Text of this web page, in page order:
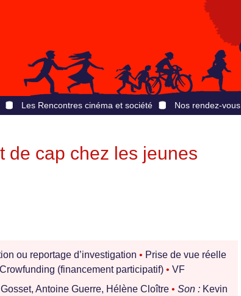
Les Rencontres cinéma et société Nos rendez-vous
de cap chez les jeunes
ou reportage d’investigation • Prise de vue réelle
Crowfunding (financement participatif) • VF
Antoine Guerre, Hélène Cloître • Son : Kevin